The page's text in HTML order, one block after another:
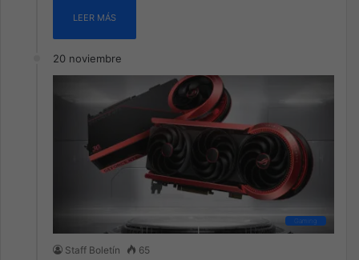
LEER MÁS
20 noviembre
Gaming
Staff Boletín 65